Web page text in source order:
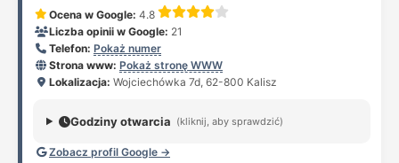
Ocena w Google: 4.8
Liczba opinii w Google: 21
Telefon: Pokaż numer
Strona www: Pokaż stronę WWW
Lokalizacja: Wojciechówka 7d, 62-800 Kalisz
Godziny otwarcia (kliknij, aby sprawdzić)
Zobacz profil Google →